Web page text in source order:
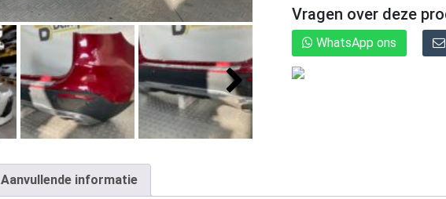
Vragen over deze
WhatsApp ons
Aanvullende informatie